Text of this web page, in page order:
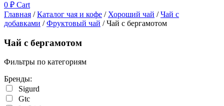
0 ₽ Cart
Главная /Каталог чая и кофе / Хороший чай /Чай с
добавками /Фруктовый чай / Чай с бергамотом
Чай с бергамотом
Фильтры по категориям
Бренды:
Sigurd
Gtc